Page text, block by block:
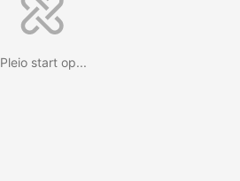
Pleio start op...